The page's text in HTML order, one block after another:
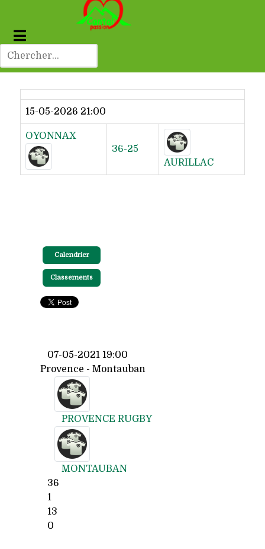
Dernier résultat
15-05-2026 21:00
OYONNAX
36-25
AURILLAC
Calendrier
Classements
07-05-2021 19:00
Provence - Montauban
PROVENCE RUGBY
MONTAUBAN
36
1
13
0